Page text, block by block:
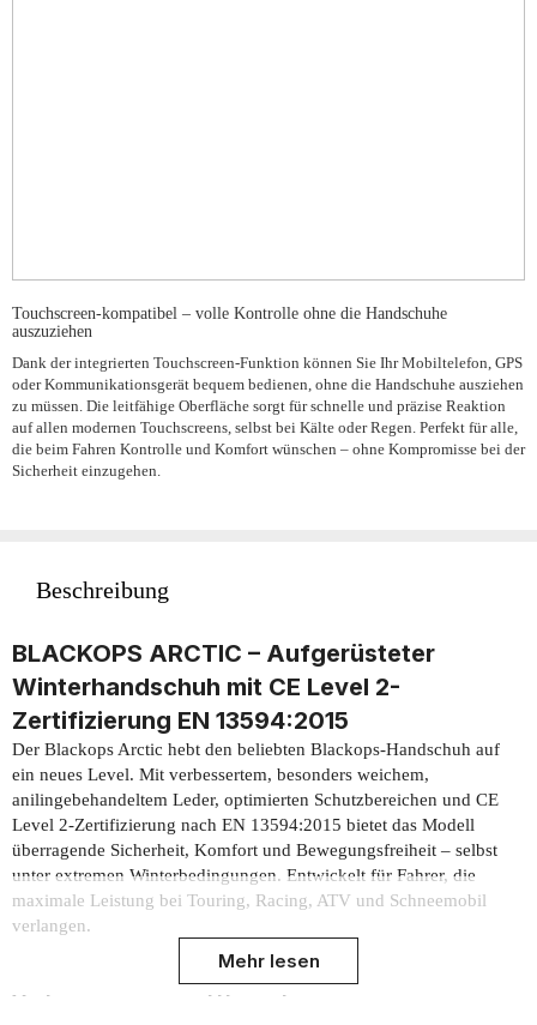
Touchscreen-kompatibel – volle Kontrolle ohne die Handschuhe
auszuziehen
Dank der integrierten Touchscreen-Funktion können Sie Ihr Mobiltelefon, GPS
oder Kommunikationsgerät bequem bedienen, ohne die Handschuhe ausziehen
zu müssen. Die leitfähige Oberfläche sorgt für schnelle und präzise Reaktion
auf allen modernen Touchscreens, selbst bei Kälte oder Regen. Perfekt für alle,
die beim Fahren Kontrolle und Komfort wünschen – ohne Kompromisse bei der
Sicherheit einzugehen.
Beschreibung
BLACKOPS ARCTIC – Aufgerüsteter
Winterhandschuh mit CE Level 2-
Zertifizierung EN 13594:2015
Der Blackops Arctic hebt den beliebten Blackops-Handschuh auf
ein neues Level. Mit verbessertem, besonders weichem,
anilingebehandeltem Leder, optimierten Schutzbereichen und CE
Level 2-Zertifizierung nach EN 13594:2015 bietet das Modell
überragende Sicherheit, Komfort und Bewegungsfreiheit – selbst
unter extremen Winterbedingungen. Entwickelt für Fahrer, die
maximale Leistung bei Touring, Racing, ATV und Schneemobil
verlangen.
Verbesserungen und Upgrades
Mehr lesen